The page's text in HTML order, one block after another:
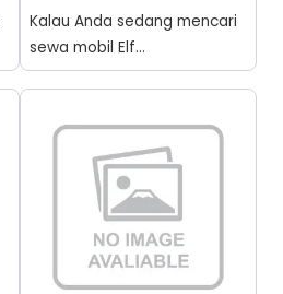
Kalau Anda sedang mencari
sewa mobil Elf...